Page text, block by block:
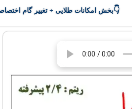
👇بخش امکانات طلایی + تغییر گام